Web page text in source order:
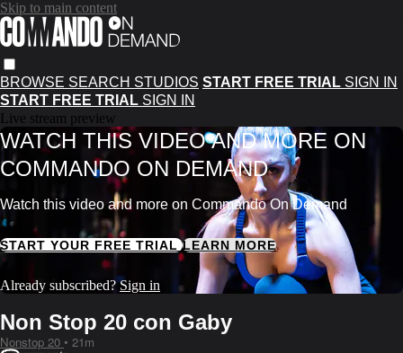
Skip to main content
BROWSE SEARCH STUDIOS START FREE TRIAL SIGN IN
START FREE TRIAL SIGN IN
Live stream preview
WATCH THIS VIDEO AND MORE ON
COMMANDO ON DEMAND
Watch this video and more on Commando On Demand
START YOUR FREE TRIALLEARN MORE
Already subscribed?Sign in
Non Stop 20 con Gaby
Nonstop 20 • 21m